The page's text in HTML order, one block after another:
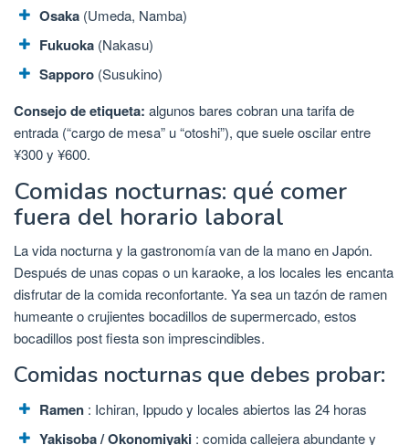
Osaka (Umeda, Namba)
Fukuoka (Nakasu)
Sapporo (Susukino)
Consejo de etiqueta: algunos bares cobran una tarifa de
entrada (“cargo de mesa” u “otoshi”), que suele oscilar entre
¥300 y ¥600.
Comidas nocturnas: qué comer
fuera del horario laboral
La vida nocturna y la gastronomía van de la mano en Japón.
Después de unas copas o un karaoke, a los locales les encanta
disfrutar de la comida reconfortante. Ya sea un tazón de ramen
humeante o crujientes bocadillos de supermercado, estos
bocadillos post fiesta son imprescindibles.
Comidas nocturnas que debes probar:
Ramen : Ichiran, Ippudo y locales abiertos las 24 horas
Yakisoba / Okonomiyaki : comida callejera abundante y